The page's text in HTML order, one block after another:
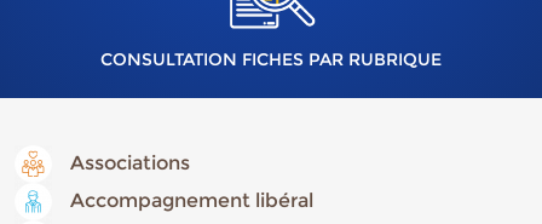
CONSULTATION FICHES PAR RUBRIQUE
Associations
Accompagnement libéral